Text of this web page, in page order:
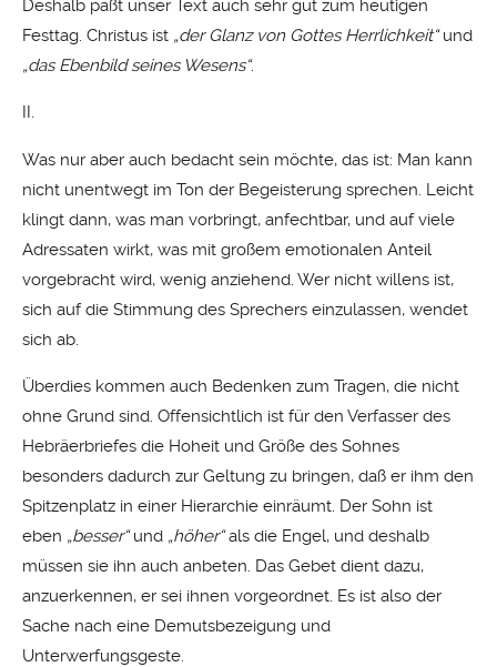
Deshalb paßt unser Text auch sehr gut zum heutigen
Festtag. Christus ist „der Glanz von Gottes Herrlichkeit“und
„das Ebenbild seines Wesens“.
II.
Was nur aber auch bedacht sein möchte, das ist: Man kann
nicht unentwegt im Ton der Begeisterung sprechen. Leicht
klingt dann, was man vorbringt, anfechtbar, und auf viele
Adressaten wirkt, was mit großem emotionalen Anteil
vorgebracht wird, wenig anziehend. Wer nicht willens ist,
sich auf die Stimmung des Sprechers einzulassen, wendet
sich ab.
Überdies kommen auch Bedenken zum Tragen, die nicht
ohne Grund sind. Offensichtlich ist für den Verfasser des
Hebräerbriefes die Hoheit und Größe des Sohnes
besonders dadurch zur Geltung zu bringen, daß er ihm den
Spitzenplatz in einer Hierarchie einräumt. Der Sohn ist
eben „besser“und „höher“als die Engel, und deshalb
müssen sie ihn auch anbeten. Das Gebet dient dazu,
anzuerkennen, er sei ihnen vorgeordnet. Es ist also der
Sache nach eine Demutsbezeigung und
Unterwerfungsgeste.